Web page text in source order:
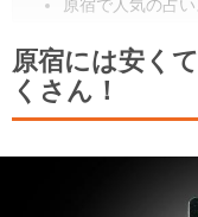
原宿で人気の占
原宿には安く
くさん！